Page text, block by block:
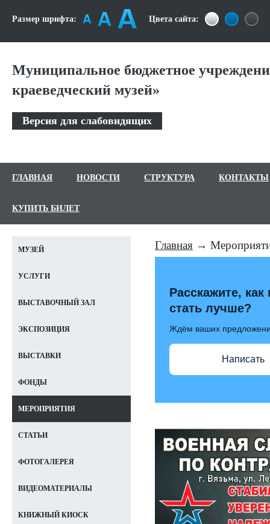
Размер шрифта: Цвета сайта:
Муниципальное бюджетное
краеведческий музей»
Версия для слабовидящих
ГЛАВНАЯ НОВОСТИ СТРУКТУРА КОНТАКТЫ
КУПИТЬ БИЛЕТ
Главная
Расскажите,
стать лучше?
Ждём ваших
Написать
МУЗЕЙ
УСЛУГИ
ВЫСТАВОЧНЫЙ ЗАЛ
ЭКСПОЗИЦИЯ
ВЫСТАВКИ
ФОНДЫ
МЕРОПРИЯТИЯ
СТАТЬИ
ФОТОГАЛЕРЕЯ
ВИДЕОМАТЕРИАЛЫ
КНИЖНЫЙ КИОСК